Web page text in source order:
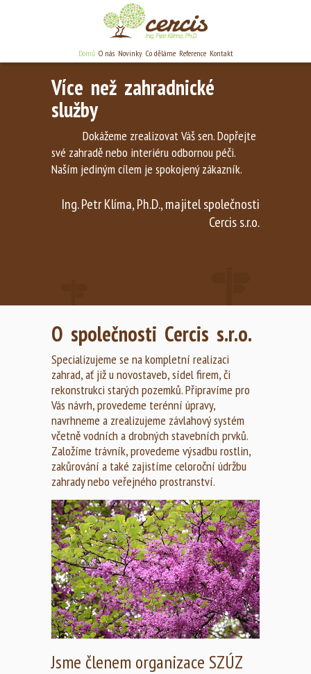
Domů O nás Novinky Co děláme Reference Kontakt
Více než zahradnické
služby
Dokážeme zrealizovat Váš sen. Dopřejte
své zahradě nebo interiéru odbornou péči.
Naším jediným cílem je spokojený zákazník.
Ing. Petr Klíma, Ph.D., majitel společnosti
Cercis s.r.o.
O společnosti Cercis s.r.o.
Specializujeme se na kompletní realizaci
zahrad, ať již u novostaveb, sídel firem, či
rekonstrukci starých pozemků. Připravíme pro
Vás návrh, provedeme terénní úpravy,
navrhneme a zrealizujeme závlahový systém
včetně vodních a drobných stavebních prvků.
Založíme trávník, provedeme výsadbu rostlin,
zakůrování a také zajistíme celoroční údržbu
zahrady nebo veřejného prostranství.
Jsme členem organizace SZÚZ